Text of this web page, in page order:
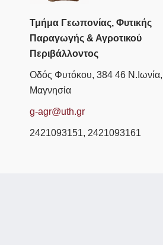
Τμήμα Γεωπονίας, Φυτικής
Παραγωγής & Αγροτικού
Περιβάλλοντος
Οδός Φυτόκου, 384 46 Ν.Ιωνία,
Μαγνησία
g-agr@uth.gr
2421093151, 2421093161